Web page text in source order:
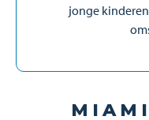
jonge